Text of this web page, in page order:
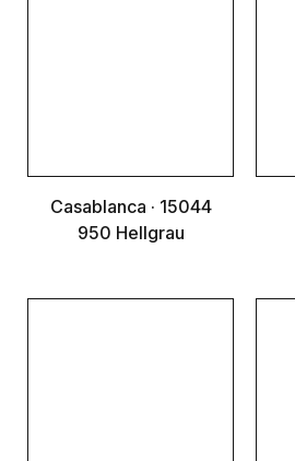
Casablanca · 15044
950 Hellgrau